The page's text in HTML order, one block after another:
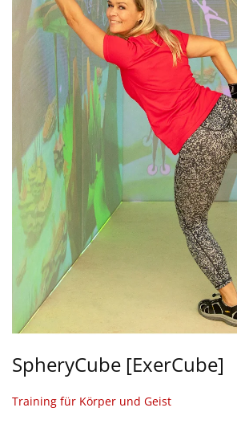
SpheryCube [ExerCube]
Training für Körper und Geist